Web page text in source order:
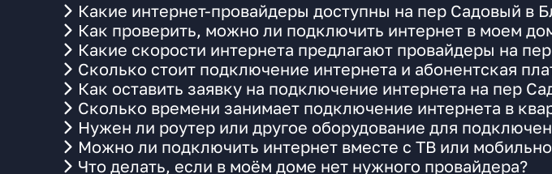
Какие интернет-провайдеры доступны на пер Садовый в
Как проверить, можно ли подключить интернет в моем
Какие скорости интернета предлагают провайдеры на
Сколько стоит подключение интернета и абонентская
Как оставить заявку на подключение интернета на пер
Сколько времени занимает подключение интернета в
Нужен ли роутер или другое оборудование для
Можно ли подключить интернет вместе с ТВ или
Что делать, если в моём доме нет нужного провайдера?